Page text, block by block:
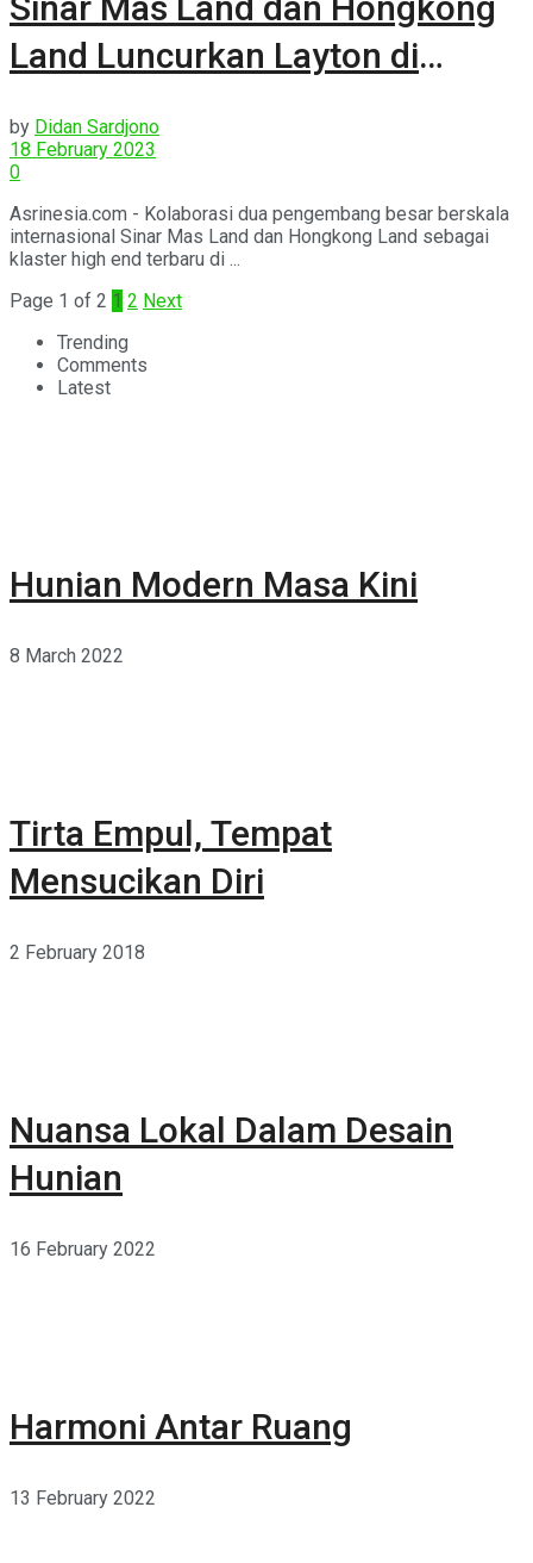
Land Luncurkan Layton di
by Didan Sardjono
18 February 2023
0
Asrinesia.com - Kolaborasi dua pengembang besar berskala
internasional Sinar Mas Land dan Hongkong Land sebagai
klaster high end terbaru di ...
Page 1 of 2 1 2 Next
Trending
Comments
Latest
Hunian Modern Masa Kini
8 March 2022
Tirta Empul, Tempat
Mensucikan Diri
2 February 2018
Nuansa Lokal Dalam Desain
Hunian
16 February 2022
Harmoni Antar Ruang
13 February 2022